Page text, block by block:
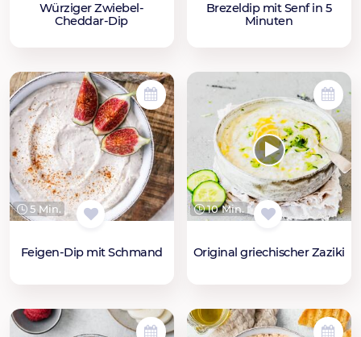
Würziger Zwiebel-
Cheddar-Dip
Brezeldip mit Senf in 5
Minuten
5 Min.
Feigen-Dip mit Schmand
10 Min.
Original griechischer Zaziki